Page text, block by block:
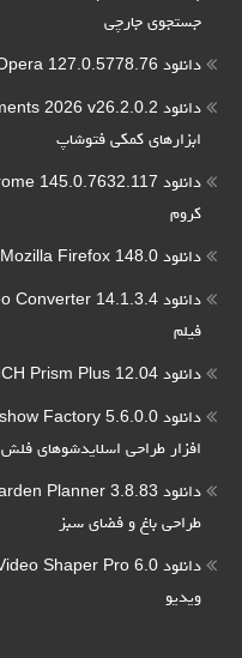
جستجوی جارچی
دانلود Opera 127.0.5778.76 – نرم افزار مرورگر اینترنت اپرا
ابزارهای کمکی فتوشاپ
کروم
دانلود Mozilla Firefox 148.0 – دانلود فایرفاکس
فیلم
دانلود NCH Prism Plus 12.04 – تبدیل فرمت فیلم و ویدیو
افزار طراحی اسلایدشوهای فلش
طراحی باغ و فضای سبز
ویدیو